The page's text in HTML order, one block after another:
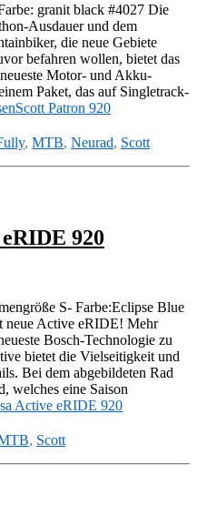
granit black #4027 Die
Ausdauer und dem
die neue Gebiete
befahren wollen, bietet das
Motor- und Akku-
Paket, das auf Singletrack-
Scott Patron 920
, MTB, Neurad, Scott
920
S- Farbe:Eclipse Blue
neue Active eRIDE! Mehr
Bosch-Technologie zu
bietet die Vielseitigkeit und
Bei dem abgebildeten Rad
welches eine Saison
Active eRIDE 920
, Scott